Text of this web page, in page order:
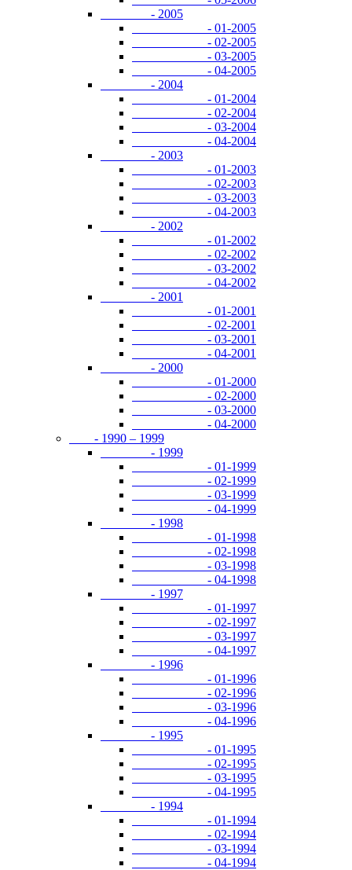
- 2005
- 01-2005
- 02-2005
- 03-2005
- 04-2005
- 2004
- 01-2004
- 02-2004
- 03-2004
- 04-2004
- 2003
- 01-2003
- 02-2003
- 03-2003
- 04-2003
- 2002
- 01-2002
- 02-2002
- 03-2002
- 04-2002
- 2001
- 01-2001
- 02-2001
- 03-2001
- 04-2001
- 2000
- 01-2000
- 02-2000
- 03-2000
- 04-2000
- 1990 – 1999
- 1999
- 01-1999
- 02-1999
- 03-1999
- 04-1999
- 1998
- 01-1998
- 02-1998
- 03-1998
- 04-1998
- 1997
- 01-1997
- 02-1997
- 03-1997
- 04-1997
- 1996
- 01-1996
- 02-1996
- 03-1996
- 04-1996
- 1995
- 01-1995
- 02-1995
- 03-1995
- 04-1995
- 1994
- 01-1994
- 02-1994
- 03-1994
- 04-1994